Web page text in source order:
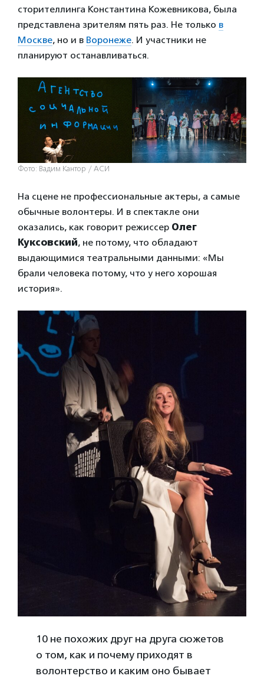
сторителлинга Константина Кожевникова, была
представлена зрителям пять раз. Не только в
Москве, но и в Воронеже. И участники не
планируют останавливаться.
Фото: Вадим Кантор / АСИ
На сцене не профессиональные актеры, а самые
обычные волонтеры. И в спектакле они
оказались, как говорит режиссер Олег
Куксовский, не потому, что обладают
выдающимися театральными данными: «Мы
брали человека потому, что у него хорошая
история».
10 не похожих друг на друга сюжетов
о том, как и почему приходят в
волонтерство и каким оно бывает